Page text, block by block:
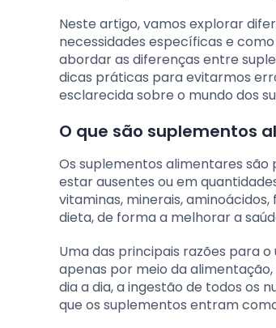
Neste artigo, vamos explorar
necessidades específicas e
abordar as diferenças entre
dicas práticas para evitarmos
esclarecida sobre o mundo dos
O que são suplementos
Os suplementos alimentares
estar ausentes ou em
vitaminas, minerais,
dieta, de forma a melhorar a
Uma das principais razões para
apenas por meio da
dia a dia, a ingestão de todos os
que os suplementos entram